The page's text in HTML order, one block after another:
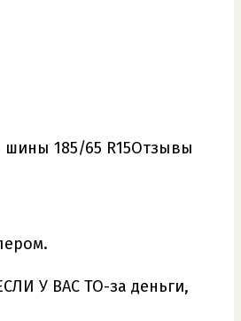
шины 185/65 R15Отзывы
У ВАС ТО-за деньги,